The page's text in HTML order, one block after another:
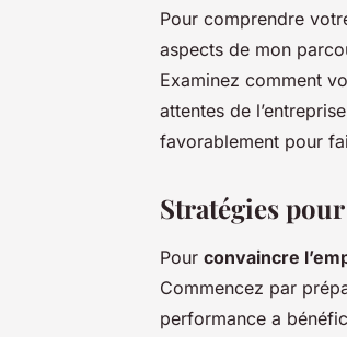
Pour comprendre
aspects de mon
Examinez comment
attentes de
favorablement pour
Stratégies
Pour convaincre
Commencez par
performance a